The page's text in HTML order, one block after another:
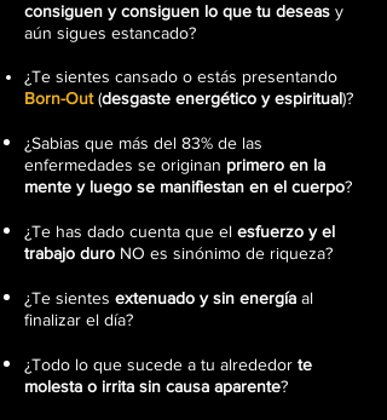
consiguen y consiguen lo que tu deseas y
aún sigues estancado?
¿Te sientes cansado o estás presentando
Born-Out(desgaste energético y espiritual)?
¿Sabias que más del 83% de las
enfermedades se originan primero en la
mente y luego se manifiestan en el cuerpo?
¿Te has dado cuenta que el esfuerzo y el
trabajo duro NO es sinónimo de riqueza?
¿Te sientes extenuado y sin energía al
finalizar el día?
¿Todo lo que sucede a tu alrededor te
molesta o irrita sin causa aparente?